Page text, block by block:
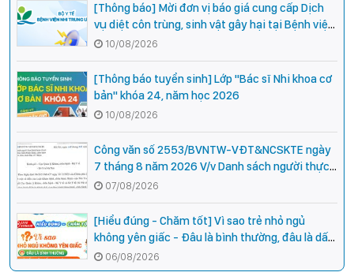
[Thông báo] Mời đơn vị báo giá cung cấp Dịch
vụ diệt côn trùng, sinh vật gây hại tại Bệnh viện
Nhi Trung ương và Bệnh viện Nhi Trung ương -
cơ sở 2
10/08/2026
[Thông báo tuyển sinh] Lớp "Bác sĩ Nhi khoa cơ
bản" khóa 24, năm học 2026
10/08/2026
Công văn số 2553/BVNTW-VĐT&NCSKTE ngày
7 tháng 8 năm 2026 V/v Danh sách người thực
hành hoàn thành thời gian thực hành khám
bệnh, chữa bệnh với chức danh bác sĩ Y khoa
07/08/2026
[Hiểu đúng - Chăm tốt] Vì sao trẻ nhỏ ngủ
không yên giấc - Đâu là bình thường, đâu là dấu
hiệu cần đi khám ngay?
06/08/2026